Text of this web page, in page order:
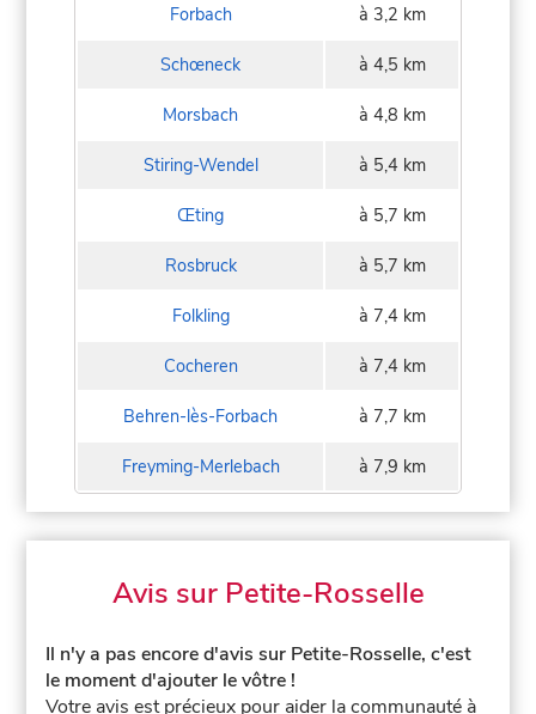
Forbach à 3,2 km
Schœneck à 4,5 km
Morsbach à 4,8 km
Stiring-Wendel à 5,4 km
Œting à 5,7 km
Rosbruck à 5,7 km
Folkling à 7,4 km
Cocheren à 7,4 km
Behren-lès-Forbach à 7,7 km
Freyming-Merlebach à 7,9 km
Avis sur Petite-Rosselle
Il n'y a pas encore d'avis sur Petite-Rosselle, c'est
le moment d'ajouter le vôtre !
Votre avis est précieux pour aider la communauté à